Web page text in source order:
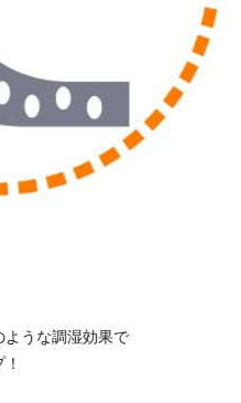
ような調湿効果で